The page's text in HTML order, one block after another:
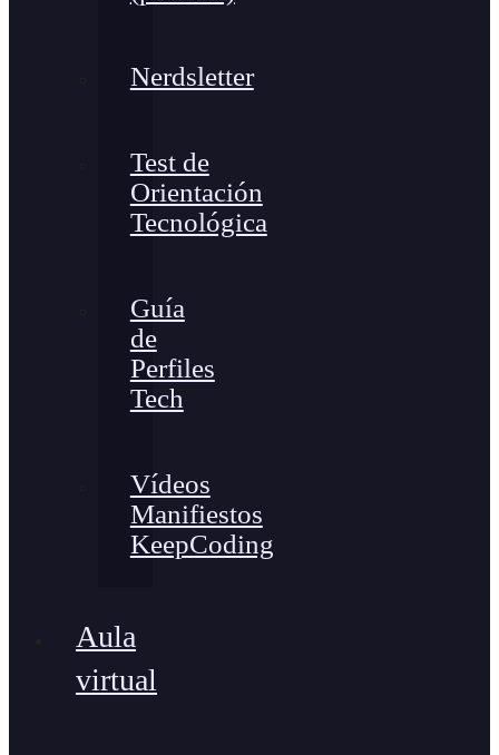
Nerdsletter
Test de
Orientación
Tecnológica
Guía
de
Perfiles
Tech
Vídeos
Manifiestos
KeepCoding
Aula
virtual